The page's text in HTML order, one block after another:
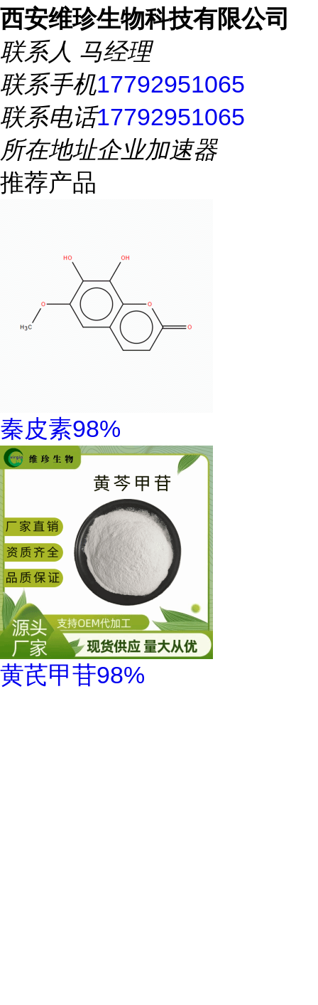
西安维珍生物科技有限公司
联系人 马经理
联系手机17792951065
联系电话17792951065
所在地址企业加速器
推荐产品
秦皮素98%
黄芪甲苷98%